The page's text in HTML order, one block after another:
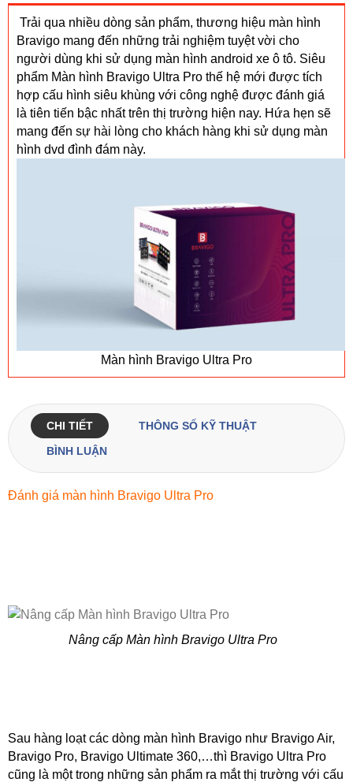
Trải qua nhiều dòng sản phẩm, thương hiệu màn hình
Bravigo mang đến những trải nghiệm tuyệt vời cho
người dùng khi sử dụng màn hình android xe ô tô. Siêu
phẩm Màn hình Bravigo Ultra Pro thế hệ mới được tích
hợp cấu hình siêu khùng với công nghệ được đánh giá
là tiên tiến bậc nhất trên thị trường hiện nay. Hứa hẹn sẽ
mang đến sự hài lòng cho khách hàng khi sử dụng màn
hình dvd đình đám này.
Màn hình Bravigo Ultra Pro
CHI TIẾT
THÔNG SỐ KỸ THUẬT
BÌNH LUẬN
Đánh giá màn hình Bravigo Ultra Pro
Nâng cấp Màn hình Bravigo Ultra Pro
Sau hàng loạt các dòng màn hình Bravigo như Bravigo Air,
Bravigo Pro, Bravigo Ultimate 360,…thì Bravigo Ultra Pro
cũng là một trong những sản phẩm ra mắt thị trường với cấu